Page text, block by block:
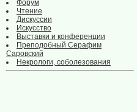
Форум
Чтение
Дискуссии
Искусство
Выставки и конференции
Преподобный Серафим
Саровский
Некрологи, соболезования